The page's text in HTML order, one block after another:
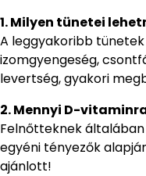
1. Milyen tünetei
A leggyakoribb
izomgyengeség,
levertség, gyakori
2. Mennyi D-
Felnőtteknek általában
egyéni tényezők
ajánlott!